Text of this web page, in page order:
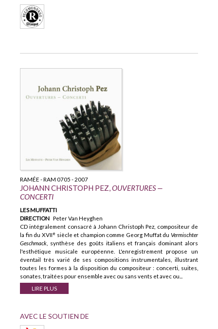
RAMÉE - RAM 0705 - 2007
JOHANN CHRISTOPH PEZ,OUVERTURES —
CONCERTI
LES MUFFATTI
DIRECTION Peter Van Heyghen
CD intégralement consacré à Johann Christoph Pez, compositeur de
la fin du XVIIe siècle et champion comme Georg Muffat du Vermischter
Geschmack , synthèse des goûts italiens et français dominant alors
l'esthétique musicale européenne. L'enregistrement propose un
éventail très varié de ses compositions instrumentales, illustrant
toutes les formes à la disposition du compositeur : concerti, suites,
sonates, traitées pour ensemble avec ou sans vents et avec ou...
LIRE PLUS
AVEC LE SOUTIEN DE